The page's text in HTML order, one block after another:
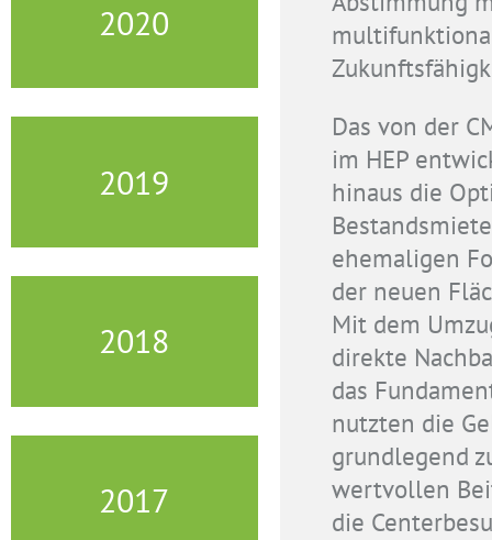
2020
2019
2018
2017
Das von der
im HEP
hinaus die
ehemaligen
der neuen
Mit dem
direkte
das
nutzten die
grundlegend
wertvollen
die